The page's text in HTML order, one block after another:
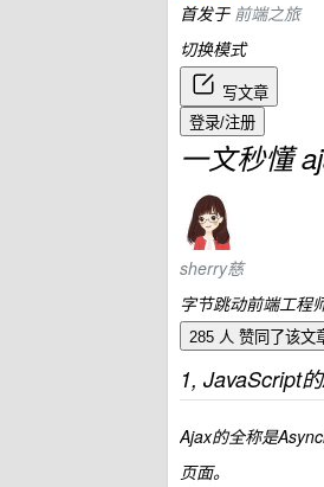
首发于 前端之旅
切换模式
写文章
登录/注册
一文秒懂
sherry慈
字节跳动前端工程
285 人 赞同了该文
1, JavaScript
Ajax的全称是
页面。